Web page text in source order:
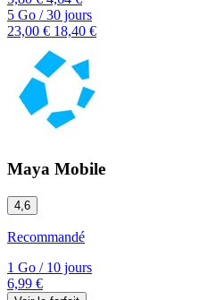
5 Go /30 jours
23,00 € 18,40 €
Maya Mobile
4,6
Recommandé
1 Go /10 jours
6,99 €